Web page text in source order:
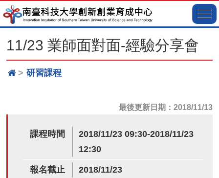
11/23 業師面對面-經驗分享會
研習課程
最後更新日期：2018/11/13
課程時間
2018/11/23 09:30-2018/11/23
12:30
報名截止 2018/11/23